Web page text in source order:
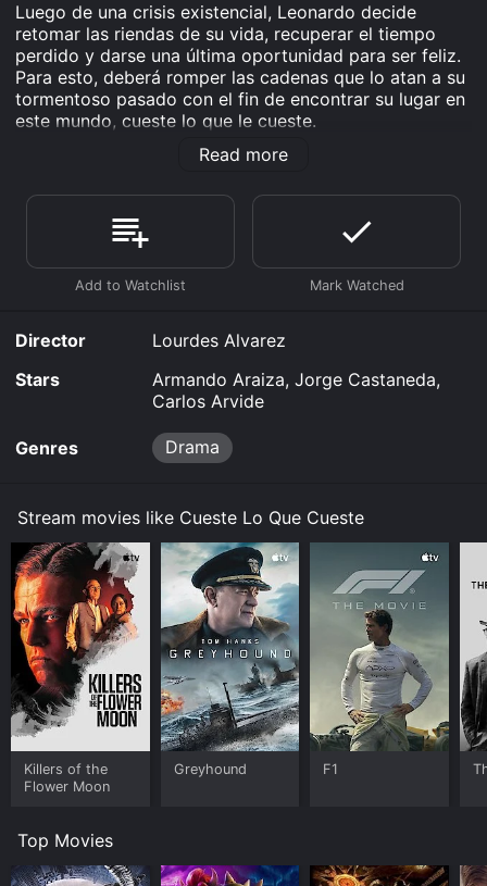
Luego de una crisis existencial, Leonardo decide
retomar las riendas de su vida, recuperar el tiempo
perdido y darse una última oportunidad para ser feliz.
Para esto, deberá romper las cadenas que lo atan a su
tormentoso pasado con el fin de encontrar su lugar en
este mundo, cueste lo que le cueste.
Cueste Lo Que Cueste is an Drama movie that was
Where do I stream Cueste Lo Que Cueste online?
Cueste Lo Que Cueste is available to watch free on
Tubi TV and stream, download on demand at Prime
online. Some platforms allow you to rent Cueste Lo
and download it to your device.
Read more
Director
Lourdes Alvarez
Stars
Armando Araiza, Jorge Castaneda,
Carlos Arvide
Genres Drama
Stream movies like Cueste Lo Que Cueste
Killers of the
Flower Moon
Greyhound F1
Top Movies